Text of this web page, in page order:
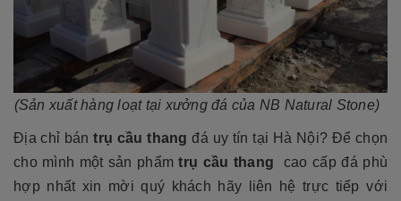
(Sản xuất hàng loạt tại xưởng đá của NB Natural Stone)
Địa chỉ bántrụ cầu thang đá uy tín tại Hà Nội? Để chọn
cho mình một sản phẩm trụ cầu thang cao cấp đá phù
hợp nhất xin mời quý khách hãy liên hệ trực tiếp với